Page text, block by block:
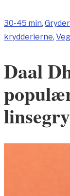
30-45 min,
krydderierne,
Daal